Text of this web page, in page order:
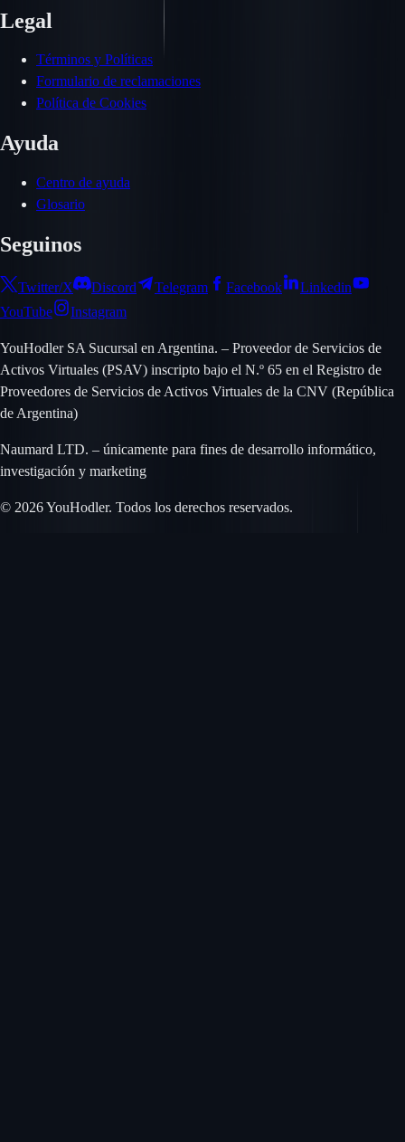
Legal
Términos y Políticas
Formulario de reclamaciones
Política de Cookies
Ayuda
Centro de ayuda
Glosario
Seguinos
Twitter/X Discord Telegram Facebook
Linkedin
YouTube
Instagram
YouHodler SA Sucursal en Argentina. – Proveedor de Servicios de
Activos Virtuales (PSAV) inscripto bajo el N.º 65 en el Registro de
Proveedores de Servicios de Activos Virtuales de la CNV (República
de Argentina)
Naumard LTD. – únicamente para fines de desarrollo informático,
investigación y marketing
© 2026 YouHodler. Todos los derechos reservados.